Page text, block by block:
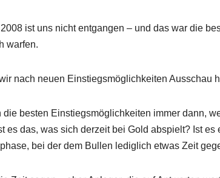
ist uns nicht entgangen – und das war die
warfen.
nach neuen Einstiegsmöglichkeiten Ausschau
besten Einstiegsmöglichkeiten immer dann,
es das, was sich derzeit bei Gold abspielt? Ist es
bei der dem Bullen lediglich etwas Zeit